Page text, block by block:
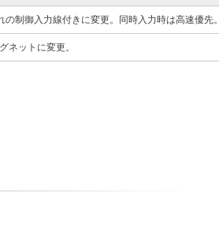
制御入力線付きに変更。同時入力時は高速優先。
ネットに変更。